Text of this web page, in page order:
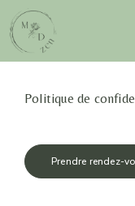
Politique de
Prendre rendez-